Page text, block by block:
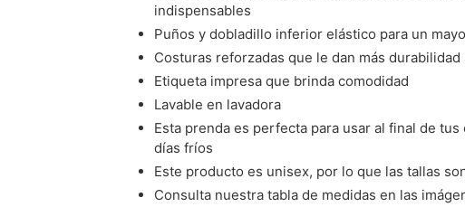
indispensables
Puños y dobladillo inferior elástico para un
Costuras reforzadas que le dan más durabilidad
Etiqueta impresa que brinda comodidad
Lavable en lavadora
Esta prenda es perfecta para usar al final de
días fríos
Este producto es unisex, por lo que las tallas
Consulta nuestra tabla de medidas en las